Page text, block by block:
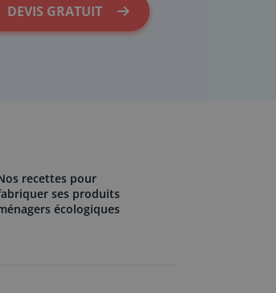
DEVIS GRATUIT
recettes pour
ses produits
écologiques